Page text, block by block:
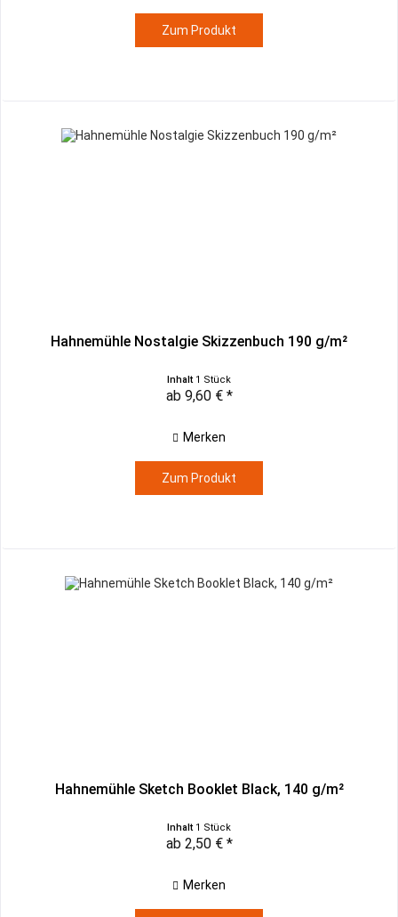
Zum Produkt
Hahnemühle Nostalgie Skizzenbuch 190 g/m²
Inhalt 1 Stück
ab 9,60 € *
Merken
Zum Produkt
Hahnemühle Sketch Booklet Black, 140 g/m²
Inhalt 1 Stück
ab 2,50 € *
Merken